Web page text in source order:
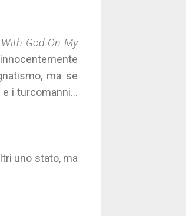
With God On My
ma se
i turcomanni...
uno stato, ma